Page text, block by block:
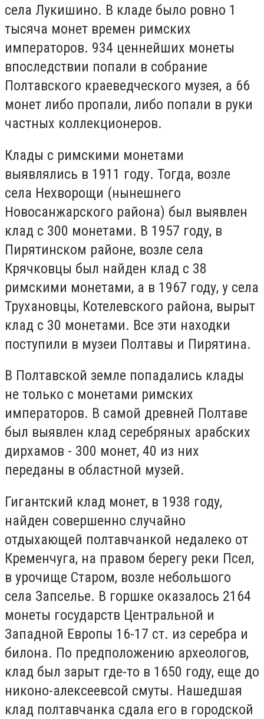
села Лукишино. В кладе было ровно 1
тысяча монет времен римских
императоров. 934 ценнейших монеты
впоследствии попали в собрание
Полтавского краеведческого музея, а 66
монет либо пропали, либо попали в руки
частных коллекционеров.
Клады с римскими монетами
выявлялись в 1911 году. Тогда, возле
села Нехворощи (нынешнего
Новосанжарского района) был выявлен
клад с 300 монетами. В 1957 году, в
Пирятинском районе, возле села
Крячковцы был найден клад с 38
римскими монетами, а в 1967 году, у села
Трухановцы, Котелевского района, вырыт
клад с 30 монетами. Все эти находки
поступили в музеи Полтавы и Пирятина.
В Полтавской земле попадались клады
не только с монетами римских
императоров. В самой древней Полтаве
был выявлен клад серебряных арабских
дирхамов - 300 монет, 40 из них
переданы в областной музей.
Гигантский клад монет, в 1938 году,
найден совершенно случайно
отдыхающей полтавчанкой недалеко от
Кременчуга, на правом берегу реки Псел,
в урочище Старом, возле небольшого
села Запселье. В горшке оказалось 2164
монеты государств Центральной и
Западной Европы 16-17 ст. из серебра и
билона. По предположению археологов,
клад был зарыт где-то в 1650 году, еще до
никоно-алексеевсой смуты. Нашедшая
клад полтавчанка сдала его в городской